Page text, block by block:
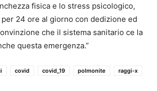
fisica e lo stress psicologico,
24 ore al giorno con dedizione ed
che il sistema sanitario ce la
questa emergenza.”
covid covid_19 polmonite raggi-x